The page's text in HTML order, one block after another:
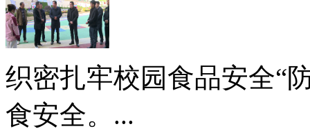
织密扎牢校园食品安全“
食安全。...